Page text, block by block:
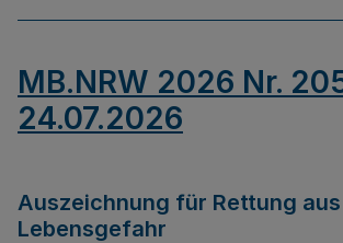
MB.NRW 2026 Nr.
24.07.2026
Auszeichnung für Rettung aus
Lebensgefahr